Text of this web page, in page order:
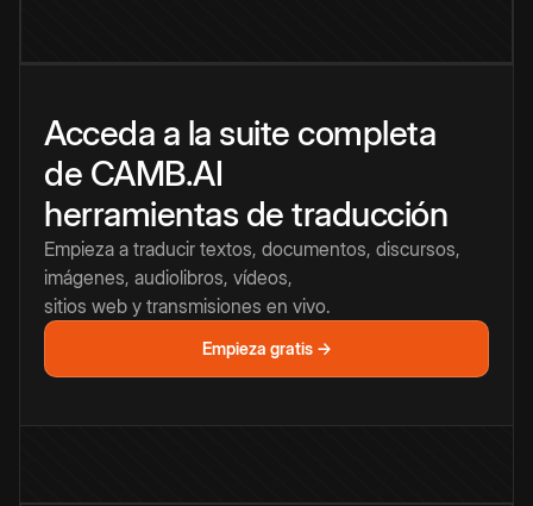
Acceda a la suite completa
de CAMB.AI
herramientas de traducción
Empieza a traducir textos, documentos, discursos,
imágenes, audiolibros, vídeos,
sitios web y transmisiones en vivo.
Empieza gratis →